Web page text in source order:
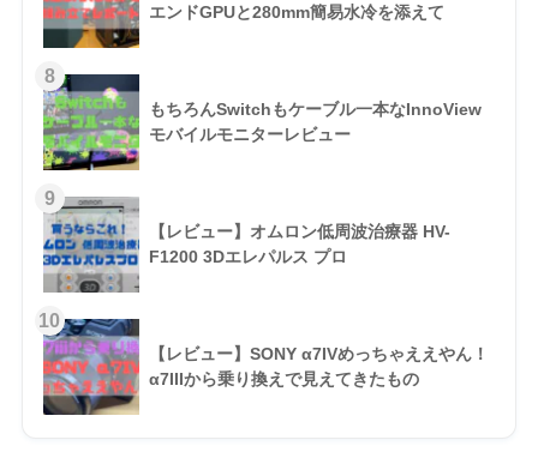
エンドGPUと280mm簡易水冷を添えて
もちろんSwitchもケーブル一本なInnoView
モバイルモニターレビュー
【レビュー】オムロン低周波治療器 HV-
F1200 3Dエレパルス プロ
【レビュー】SONY α7IVめっちゃええやん！
α7IIIから乗り換えで見えてきたもの